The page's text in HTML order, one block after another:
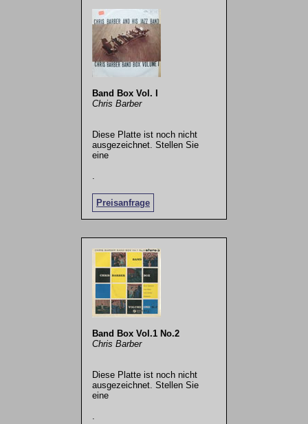
Band Box Vol. I
Chris Barber
Diese Platte ist noch nicht
ausgezeichnet. Stellen Sie
eine
Preisanfrage
Band Box Vol.1 No.2
Chris Barber
Diese Platte ist noch nicht
ausgezeichnet. Stellen Sie
eine